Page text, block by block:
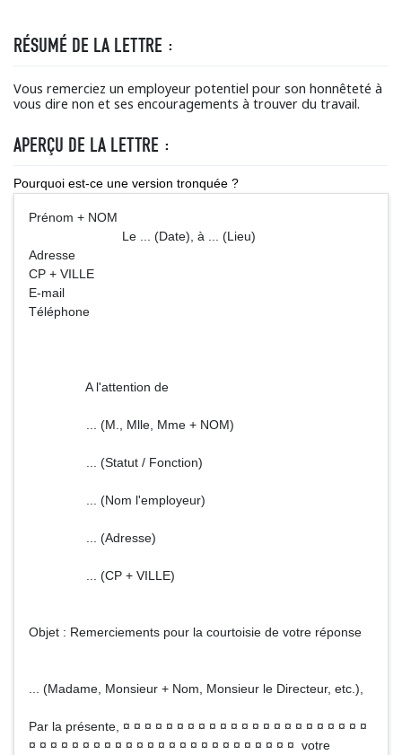
RÉSUMÉ DE LA LETTRE :
Vous remerciez un employeur potentiel pour son honnêteté à
vous dire non et ses encouragements à trouver du travail.
APERÇU DE LA LETTRE :
Pourquoi est-ce une version tronquée ?
Prénom + NOM
Le ... (Date), à ... (Lieu)
Adresse
CP + VILLE
E-mail
Téléphone
A l'attention de
... (M., Mlle, Mme + NOM)
... (Statut / Fonction)
... (Nom l'employeur)
... (Adresse)
... (CP + VILLE)
Objet : Remerciements pour la courtoisie de votre réponse
... (Madame, Monsieur + Nom, Monsieur le Directeur, etc.),
Par la présente, ¤ ¤ ¤ ¤ ¤ ¤ ¤ ¤ ¤ ¤ ¤ ¤ ¤ ¤ ¤ ¤ ¤ ¤ ¤ ¤ ¤ ¤ ¤
¤ ¤ ¤ ¤ ¤ ¤ ¤ ¤ ¤ ¤ ¤ ¤ ¤ ¤ ¤ ¤ ¤ ¤ ¤ ¤ ¤ ¤ ¤ ¤ ¤ votre